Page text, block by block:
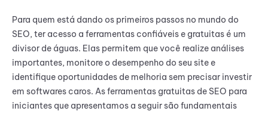
Para quem está dando os primeiros passos no mundo do
SEO, ter acesso a ferramentas confiáveis e gratuitas é um
divisor de águas. Elas permitem que você realize análises
importantes, monitore o desempenho do seu site e
identifique oportunidades de melhoria sem precisar investir
em softwares caros. As ferramentas gratuitas de SEO para
iniciantes que apresentamos a seguir são fundamentais